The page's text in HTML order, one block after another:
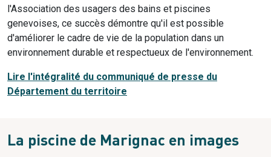
l'Association des usagers des bains et piscines
genevoises, ce succès démontre qu'il est possible
d'améliorer le cadre de vie de la population dans un
environnement durable et respectueux de l'environnement.
Lire l'intégralité du communiqué de presse du
Département du territoire
La piscine de Marignac en images